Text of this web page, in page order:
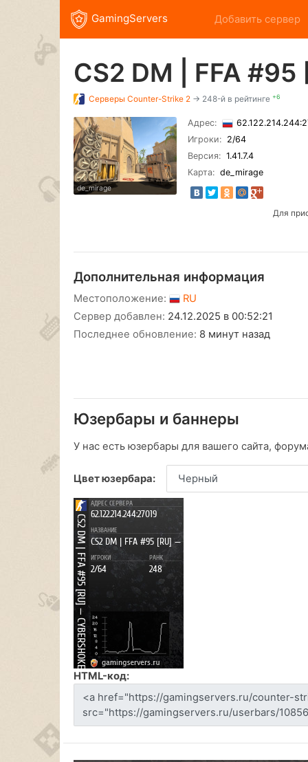
GamingServers Добавить сервер
CS2 DM | FFA #95
Серверы Counter-Strike 2 → 248-й в рейтинге +6
de_mirage
Адрес:
Игроки: 2/64
Версия: 1.41.7.4
Карта: de_mirage
Для
Дополнительная информация
Местоположение:
RU
Сервер добавлен: 24.12.2025 в 00:52:21
Последнее обновление: 8 минут назад
Юзербары и баннеры
У нас есть юзербары для вашего сайта,
Цвет юзербара:
HTML-код: